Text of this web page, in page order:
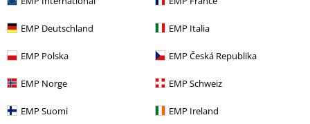
EMP Deutschland EMP Italia
EMP Polska EMP Česká Republika
EMP Norge EMP Schweiz
EMP Suomi EMP Ireland
Ověřená recenze